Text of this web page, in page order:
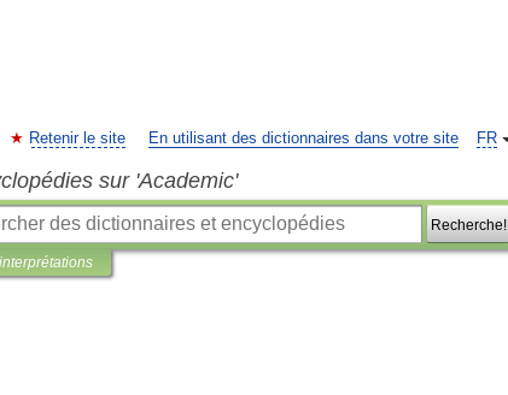
FR
Retenir le site En utilisant des dictionnaires dans votre site
sur 'Academic'
Recherche!
interprétations